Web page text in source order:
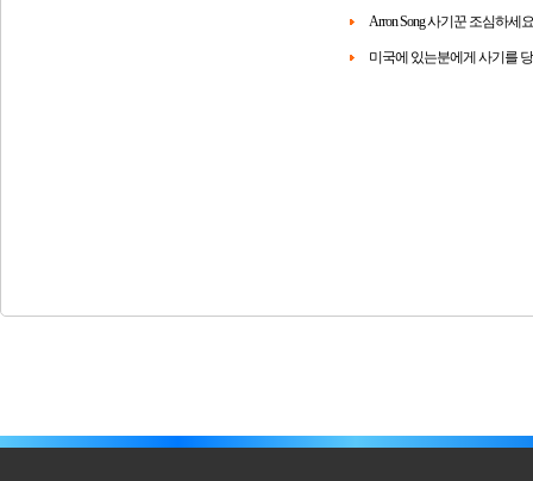
Arron Song 사기꾼 조심하세
미국에 있는분에게 사기를